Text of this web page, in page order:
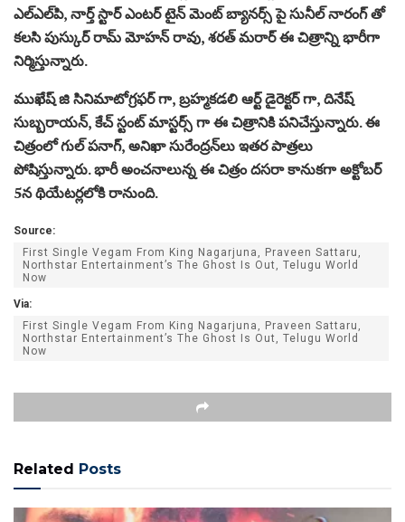
ఎల్‌ఎల్‌పి, నార్త్ స్టార్ ఎంటర్ టైన్ మెంట్ బ్యానర్స్ పై సునీల్ నారంగ్ తో
కలసి పుస్కుర్ రామ్ మోహన్ రావు, శరత్ మరార్ ఈ చిత్రాన్ని భారీగా
నిర్మిస్తున్నారు.
ముఖేష్ జి సినిమాటోగ్రఫర్ గా, బ్రహ్మకడలి ఆర్ట్ డైరెక్టర్ గా, దినేష్
సుబ్బరాయన్, కేచ్ స్టంట్ మాస్టర్స్ గా ఈ చిత్రానికి పనిచేస్తున్నారు. ఈ
చిత్రంలో గుల్ పనాగ్, అనిఖా సురేంద్రన్‌లు ఇతర పాత్రలు
పోషిస్తున్నారు. భారీ అంచనాలున్న ఈ చిత్రం దసరా కానుకగా అక్టోబర్
5న థియేటర్లలోకి రానుంది.
Source:
First Single Vegam From King Nagarjuna, Praveen Sattaru,
Northstar Entertainment’s The Ghost Is Out, Telugu World
Now
Via:
First Single Vegam From King Nagarjuna, Praveen Sattaru,
Northstar Entertainment’s The Ghost Is Out, Telugu World
Now
Related Posts